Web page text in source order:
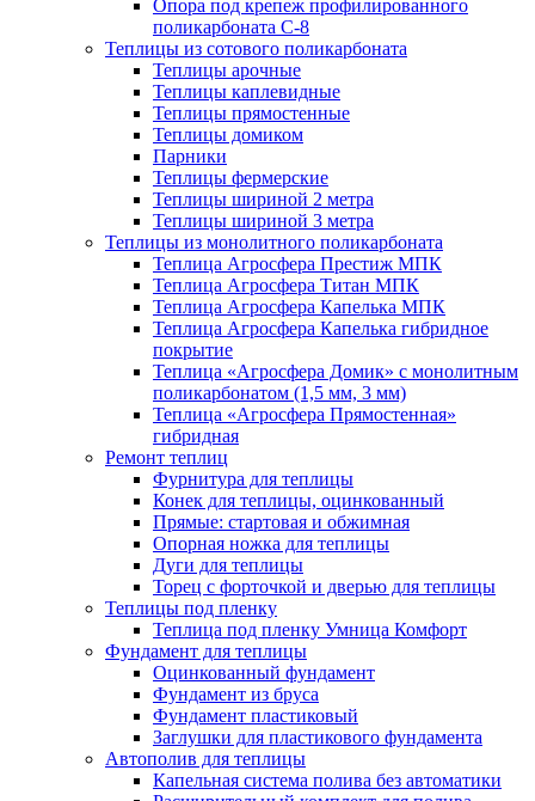
Опора под крепеж профилированного
поликарбоната С-8
Теплицы из сотового поликарбоната
Теплицы арочные
Теплицы каплевидные
Теплицы прямостенные
Теплицы домиком
Парники
Теплицы фермерские
Теплицы шириной 2 метра
Теплицы шириной 3 метра
Теплицы из монолитного поликарбоната
Теплица Агросфера Престиж МПК
Теплица Агросфера Титан МПК
Теплица Агросфера Капелька МПК
Теплица Агросфера Капелька гибридное
покрытие
Теплица «Агросфера Домик» с монолитным
поликарбонатом (1,5 мм, 3 мм)
Теплица «Агросфера Прямостенная»
гибридная
Ремонт теплиц
Фурнитура для теплицы
Конек для теплицы, оцинкованный
Прямые: стартовая и обжимная
Опорная ножка для теплицы
Дуги для теплицы
Торец с форточкой и дверью для теплицы
Теплицы под пленку
Теплица под пленку Умница Комфорт
Фундамент для теплицы
Оцинкованный фундамент
Фундамент из бруса
Фундамент пластиковый
Заглушки для пластикового фундамента
Автополив для теплицы
Капельная система полива без автоматики